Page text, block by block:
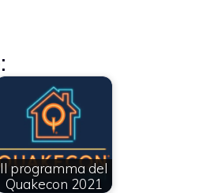
Il programma del
Quakecon 2021